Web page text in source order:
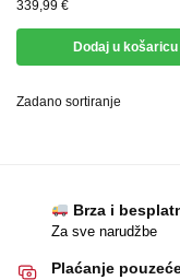
339,99 €
Dodaj u košaricu
Brza i
Za sve narudžbe
Plaćanje